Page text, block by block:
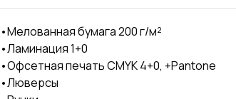
•Мелованная бумага 200 г/м²
•Ламинация 1+0
•Офсетная печать CMYK 4+0, +Pantone
•Люверсы